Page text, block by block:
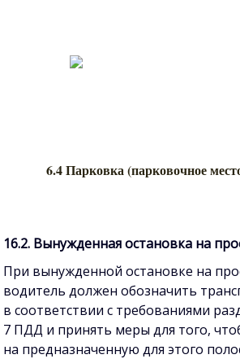
6.4 Парковка (парковочное
16.2. Вынужденная остановка на
При вынужденной остановке на
водитель должен обозначить
в соответствии с требованиями
7 ПДД и принять меры для того,
на предназначенную для этого